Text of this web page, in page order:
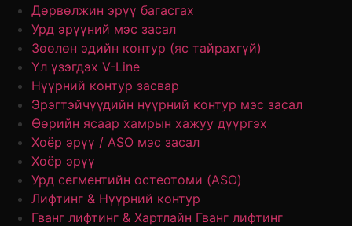
Дөрвөлжин эрүү багасгах
Урд эрүүний мэс засал
Зөөлөн эдийн контур (яс тайрахгүй)
Үл үзэгдэх V-Line
Нүүрний контур засвар
Эрэгтэйчүүдийн нүүрний контур мэс засал
Өөрийн ясаар хамрын хажуу дүүргэх
Хоёр эрүү / ASO мэс засал
Хоёр эрүү
Урд сегментийн остеотоми (ASO)
Лифтинг & Нүүрний контур
Гванг лифтинг & Хартлайн Гванг лифтинг